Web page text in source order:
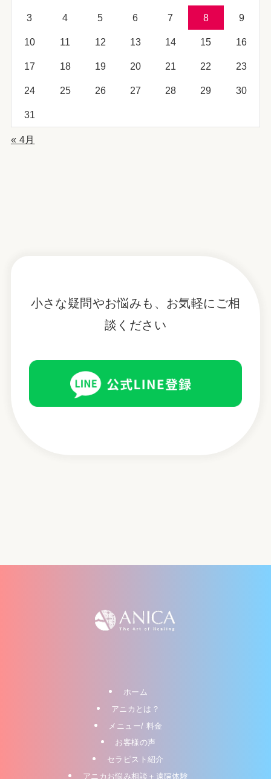
3 4 5 6 7 8 9
10 11 12 13 14 15 16
17 18 19 20 21 22 23
24 25 26 27 28 29 30
31
« 4月
小さな疑問やお悩みも、お気軽にご相
談ください
ホーム
アニカとは？
メニュー/ 料金
お客様の声
セラピスト紹介
アニカお悩み相談＋遠隔体験